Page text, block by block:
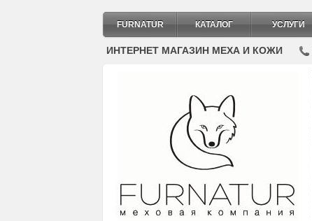
FURNATUR КАТАЛОГ УСЛУГИ
ИНТЕРНЕТ МАГАЗИН МЕХА И КОЖИ